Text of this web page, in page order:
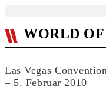
WORLD OF
Las Vegas
– 5. Februar 2010